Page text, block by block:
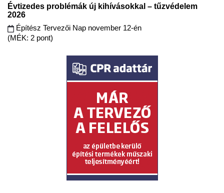
Évtizedes problémák új kihívásokkal – tűzvédelem
2026
Építész Tervezői Nap november 12-én
(MÉK: 2 pont)